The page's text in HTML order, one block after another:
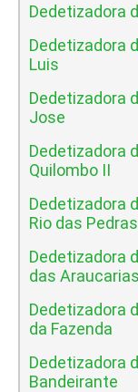
Dedetizadora
Dedetizadora
Luis
Dedetizadora
Jose
Dedetizadora
Quilombo II
Dedetizadora
Rio das Pedras
Dedetizadora
das Araucarias
Dedetizadora
da Fazenda
Dedetizadora
Bandeirante